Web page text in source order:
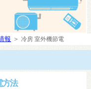
報 ＞冷房 室外機節電
方法